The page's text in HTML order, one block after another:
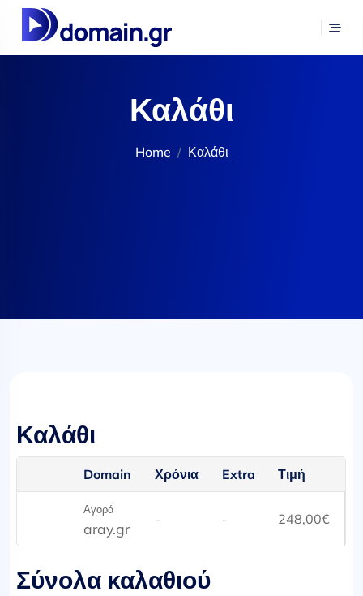
Καλάθι
Home Καλάθι
Καλάθι
Domain Χρόνια Extra Τιμή
Αγορά
aray.gr
- - 248,00€
Σύνολα καλαθιού